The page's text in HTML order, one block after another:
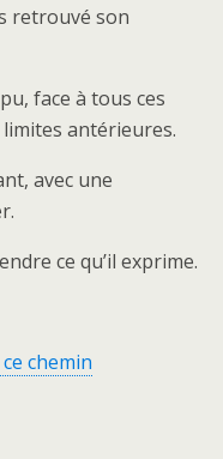
retrouvé son
face à tous ces
antérieures.
avec une
ce qu’il exprime.
chemin